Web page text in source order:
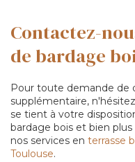
Contactez-
de bardage
Pour toute demande de
supplémentaire,
se tient à votre
bardage bois et bien
nos services en terrasse
Toulouse.